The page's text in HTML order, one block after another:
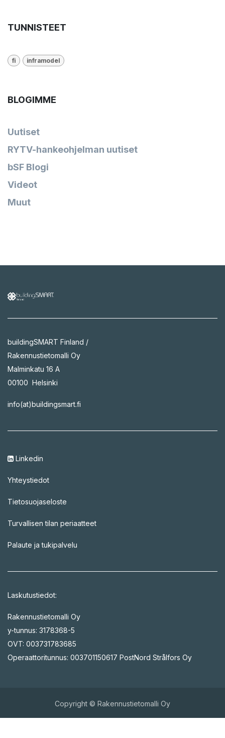
TUNNISTEET
fi inframodel
BLOGIMME
Uutiset
RYTV-hankeohjelman uutiset
bSF Blogi
Videot
Muut
buildingSMART Finland /
Rakennustietomalli Oy
Malminkatu 16 A
00100 Helsinki
info(at)buildingsmart.fi
Linkedin
Yhteystiedot
Tietosuojaseloste
Turvallisen tilan periaatteet
Palaute ja tukipalvelu
Laskutustiedot:
Rakennustietomalli Oy
y-tunnus: 3178368-5
OVT: 003731783685
Operaattoritunnus: 003701150617 PostNord Strålfors Oy
Copyright © Rakennustietomalli Oy